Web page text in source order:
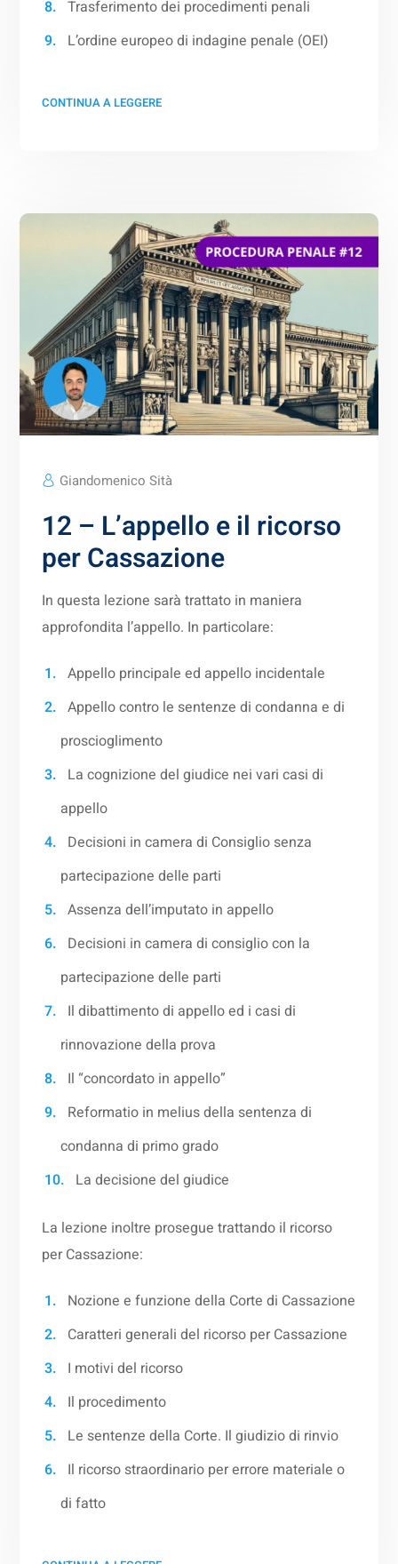
Trasferimento dei procedimenti penali
L’ordine europeo di indagine penale (OEI)
CONTINUA A LEGGERE
Giandomenico Sità
12 – L’appello e il ricorso
per Cassazione
In questa lezione sarà trattato in maniera
approfondita l’appello. In particolare:
Appello principale ed appello incidentale
Appello contro le sentenze di condanna e di
proscioglimento
La cognizione del giudice nei vari casi di
appello
Decisioni in camera di Consiglio senza
partecipazione delle parti
Assenza dell’imputato in appello
Decisioni in camera di consiglio con la
partecipazione delle parti
Il dibattimento di appello ed i casi di
rinnovazione della prova
Il “concordato in appello”
Reformatio in melius della sentenza di
condanna di primo grado
La decisione del giudice
La lezione inoltre prosegue trattando il ricorso
per Cassazione:
Nozione e funzione della Corte di Cassazione
Caratteri generali del ricorso per Cassazione
I motivi del ricorso
Il procedimento
Le sentenze della Corte. Il giudizio di rinvio
Il ricorso straordinario per errore materiale o
di fatto